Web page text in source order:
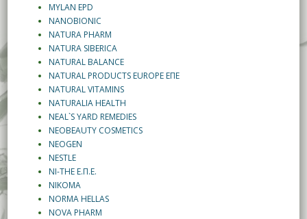
MYLAN EPD
NANOBIONIC
NATURA PHARM
NATURA SIBERICA
NATURAL BALANCE
NATURAL PRODUCTS EUROPE ΕΠΕ
NATURAL VITAMINS
NATURALIA HEALTH
NEAL`S YARD REMEDIES
NEOBEAUTY COSMETICS
NEOGEN
NESTLE
NI-THE Ε.Π.Ε.
NIKOMA
NORMA HELLAS
NOVA PHARM